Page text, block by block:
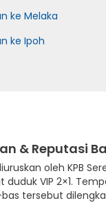
ke Melaka
ke Ipoh
& Reputasi
oleh KPB
duduk VIP 2×1.
tersebut